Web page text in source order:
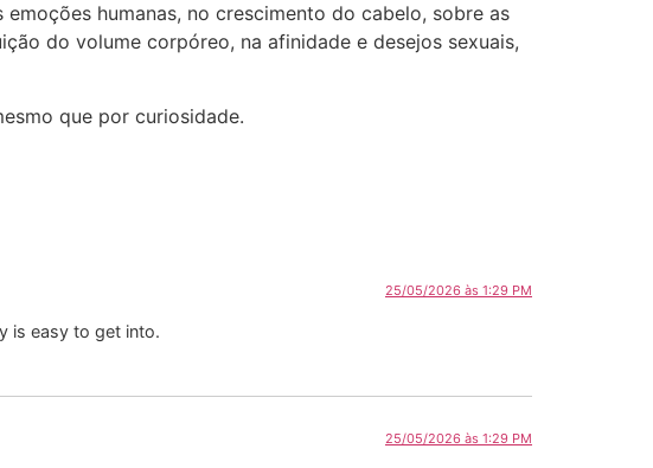
humanas, no crescimento do cabelo, sobre as
do volume corpóreo, na afinidade e desejos sexuais,
que por curiosidade.
25/05/2026 às 1:29 PM
is easy to get into.
25/05/2026 às 1:29 PM